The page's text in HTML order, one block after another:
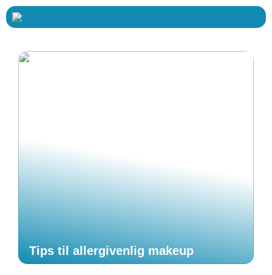
Tips til allergivenlig makeup